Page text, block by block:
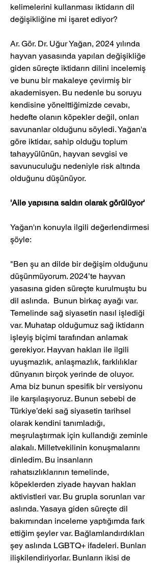
kelimelerini kullanması iktidarın dil
değişikliğine mi işaret ediyor?
Ar. Gör. Dr. Uğur Yağan, 2024 yılında
hayvan yasasında yapılan değişikliğe
giden süreçte iktidarın dilini incelemiş
ve bunu bir makaleye çevirmiş bir
akademisyen. Bu nedenle bu soruyu
kendisine yönelttiğimizde cevabı,
hedefte olanın köpekler değil, onları
savunanlar olduğunu söyledi. Yağan'a
göre iktidar, sahip olduğu toplum
tahayyülünün, hayvan sevgisi ve
savunuculuğu nedeniyle risk altında
olduğunu düşünüyor.
'Aile yapısına saldırı olarak görülüyor'
Yağan'ın konuyla ilgili değerlendirmesi
şöyle:
"Ben şu an dilde bir değişim olduğunu
düşünmüyorum. 2024’te hayvan
yasasına giden süreçte kurulmuştu bu
dil aslında.  Bunun birkaç ayağı var.
Temelinde sağ siyasetin nasıl işlediği
var. Muhatap olduğumuz sağ iktidarın
işleyiş biçimi tarafından anlamak
gerekiyor. Hayvan hakları ile ilgili
uyuşmazlık, anlaşmazlık, farklılıklar
dünyanın birçok yerinde de oluyor.
Ama biz bunun spesifik bir versiyonu
ile karşılaşıyoruz. Bunun sebebi de
Türkiye’deki sağ siyasetin tarihsel
olarak kendini tanımladığı,
meşrulaştırmak için kullandığı zeminle
alakalı. Milletvekilinin konuşmalarını
dinledim. Bu insanların
rahatsızlıklarının temelinde,
köpeklerden ziyade hayvan hakları
aktivistleri var. Bu grupla sorunları var
aslında. Yasaya giden süreçte dil
bakımından inceleme yaptığımda fark
ettiğim şeyler var. Bağlamlandırdıkları
şey aslında LGBTQ+ ifadeleri. Bunları
ilişkilendiriyorlar. Bunların ikisi de